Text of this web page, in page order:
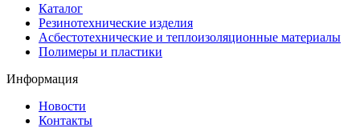
Каталог
Резинотехнические изделия
Асбестотехнические и теплоизоляционные материалы
Полимеры и пластики
Информация
Новости
Контакты